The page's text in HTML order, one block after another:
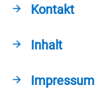
Kontakt
Inhalt
Impressum